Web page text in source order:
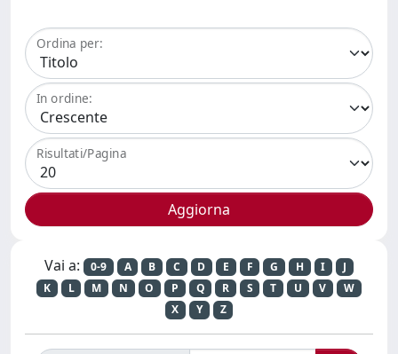
Ordina per:
In ordine:
Risultati/Pagina
Vai a: 0-9 A B C D E F G H I
J
K
L M N O P Q R S T U V
W
X
Y Z